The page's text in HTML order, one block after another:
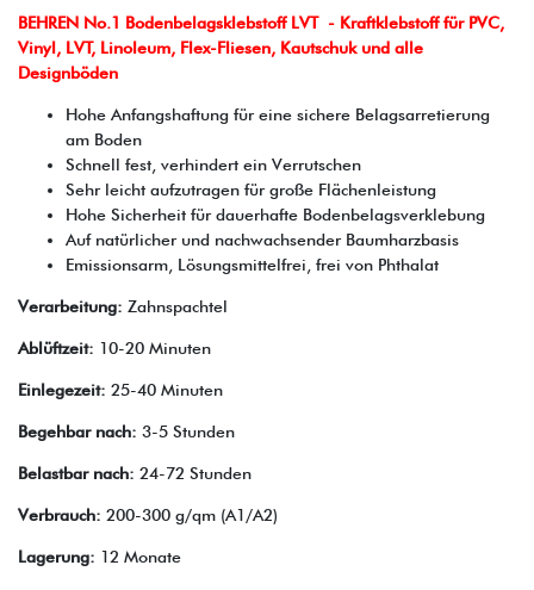
BEHREN No.1 Bodenbelagsklebstoff LVT - Kraftklebstoff für PVC,
Vinyl, LVT, Linoleum, Flex-Fliesen, Kautschuk und alle
Designböden
Hohe Anfangshaftung für eine sichere Belagsarretierung
am Boden
Schnell fest, verhindert ein Verrutschen
Sehr leicht aufzutragen für große Flächenleistung
Hohe Sicherheit für dauerhafte Bodenbelagsverklebung
Auf natürlicher und nachwachsender Baumharzbasis
Emissionsarm, Lösungsmittelfrei, frei von Phthalat
Verarbeitung: Zahnspachtel
Ablüftzeit: 10-20 Minuten
Einlegezeit: 25-40 Minuten
Begehbar nach: 3-5 Stunden
Belastbar nach: 24-72 Stunden
Verbrauch: 200-300 g/qm (A1/A2)
Lagerung: 12 Monate